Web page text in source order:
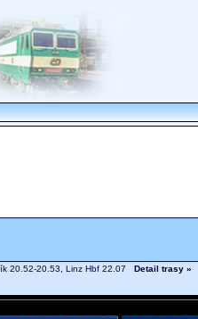
20.52-20.53, Linz Hbf 22.07 Detail trasy »